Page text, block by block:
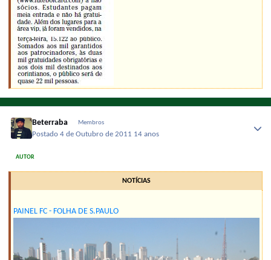
Beterraba Membros
Postado4 de Outubro de 2011 14 anos
AUTOR
NOTÍCIAS
PAINEL FC - FOLHA DE S.PAULO